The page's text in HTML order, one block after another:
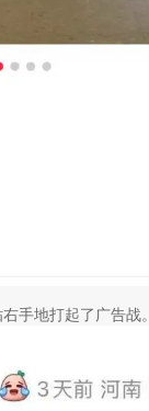
手地打起了广告战。